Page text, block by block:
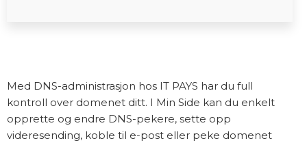
Med DNS-administrasjon hos IT PAYS har du full
kontroll over domenet ditt. I Min Side kan du enkelt
opprette og endre DNS-pekere, sette opp
videresending, koble til e-post eller peke domenet